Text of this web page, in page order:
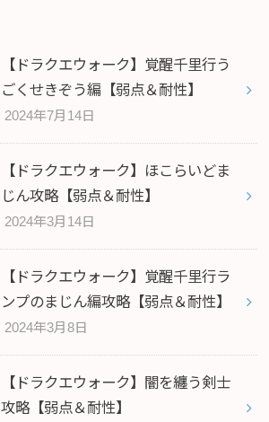
【ドラクエウォーク】覚醒千里行う
ごくせきぞう編【弱点＆耐性】
2024年7月14日
【ドラクエウォーク】ほこらいどま
じん攻略【弱点＆耐性】
2024年3月14日
【ドラクエウォーク】覚醒千里行ラ
ンプのまじん編攻略【弱点＆耐性】
2024年3月8日
【ドラクエウォーク】闇を纏う剣士
攻略【弱点＆耐性】